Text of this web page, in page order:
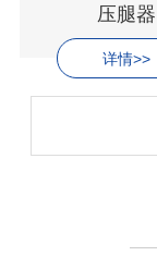
压腿器
详情>>